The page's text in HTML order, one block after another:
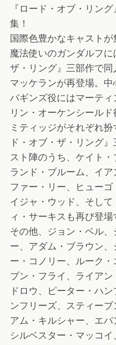
『ロード・オブ・リン
集！
国際色豊かなキャストが
魔法使いのガンダルフに
ザ・リング』三部作で同
マッケランが再登場。中
バギンズ役にはマーテ
リン・オーケンシール
ミティッジがそれぞれ
ド・オブ・ザ・リング
スト陣のうち、ケイト
ランド・ブルーム、イ
ファー・リー、ヒュー
イジャ・ウッド、そし
ィ・サーキスも再び登場
その他、ジョン・ベル、
ー、アダム・ブラウン、
ー・コノリー、ルーク
ブン・フライ、ライア
ドロウ、ピーター・ハ
ンフリーズ、スティー
アム・キルシャー、エバ
シルベスター・マッコ